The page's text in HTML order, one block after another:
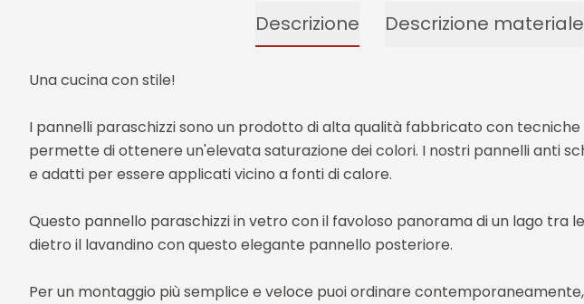
Descrizione Descrizione materiale
Una cucina con stile!
I pannelli paraschizzi sono un prodotto di alta qualità fabbricato con
permette di ottenere un'elevata saturazione dei colori. I nostri pannelli anti
e adatti per essere applicati vicino a fonti di calore.
Questo pannello paraschizzi in vetro con il favoloso panorama di un lago
dietro il lavandino con questo elegante pannello posteriore.
Per un montaggio più semplice e veloce puoi ordinare